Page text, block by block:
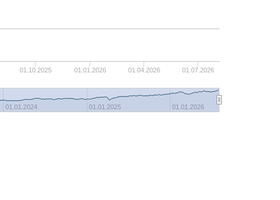
01.10.2025 01.01.2026 01.04.2026 01.07.2026
01.01.2024 01.01.2025 01.01.2026